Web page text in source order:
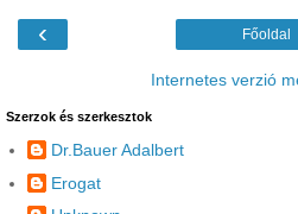
‹ Főoldal
Internetes verzió
Szerzok és szerkesztok
Dr.Bauer Adalbert
Erogat